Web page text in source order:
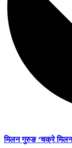
मिलन गुरुङ ‘चक्रे